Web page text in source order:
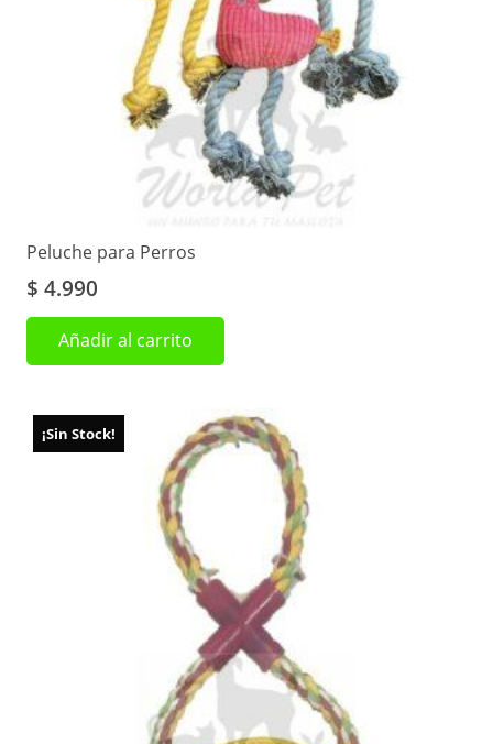
Peluche para Perros
$ 4.990
Añadir al carrito
¡Sin Stock!